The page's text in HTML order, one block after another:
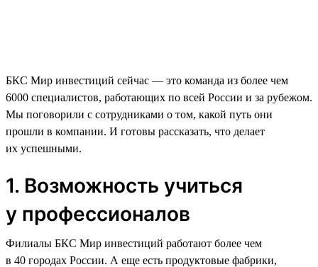
БКС Мир инвестиций сейчас — это команда из более чем
6000 специалистов, работающих по всей России и за рубежом.
Мы поговорили с сотрудниками о том, какой путь они
прошли в компании. И готовы рассказать, что делает
их успешными.
1. Возможность учиться
у профессионалов
Филиалы БКС Мир инвестиций работают более чем
в 40 городах России. А еще есть продуктовые фабрики,